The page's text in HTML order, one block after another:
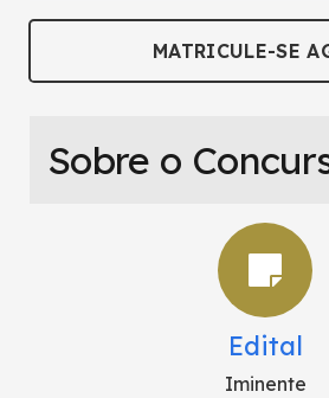
MATRICULE-SE
Sobre o
Edital
Iminente